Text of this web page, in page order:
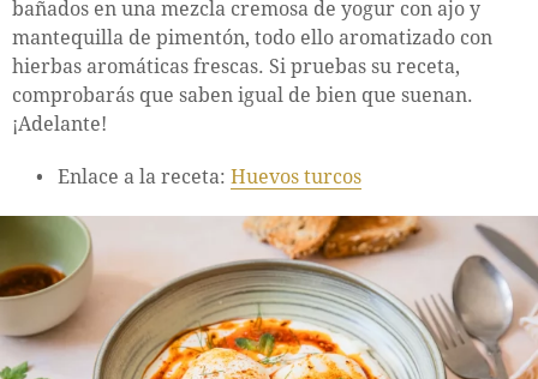
bañados en una mezcla cremosa de yogur con ajo y
mantequilla de pimentón, todo ello aromatizado con
hierbas aromáticas frescas. Si pruebas su receta,
comprobarás que saben igual de bien que suenan.
¡Adelante!
Enlace a la receta: Huevos turcos